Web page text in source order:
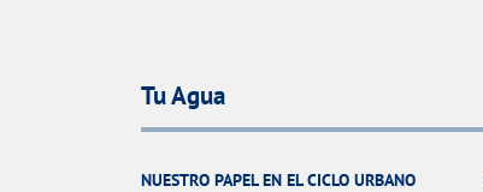
Tu Agua
NUESTRO PAPEL EN EL CICLO URBANO